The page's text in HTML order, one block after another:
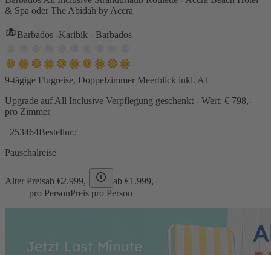
& Spa oder The Abidah by Accra
Barbados -Karibik - Barbados
9-tägige Flugreise, Doppelzimmer Meerblick inkl. AI
Upgrade auf All Inclusive Verpflegung geschenkt - Wert: € 798,-
pro Zimmer
253464Bestellnr.:
Pauschalreise
Alter Preisab €2.999,- ab €1.999,-
pro PersonPreis pro Person